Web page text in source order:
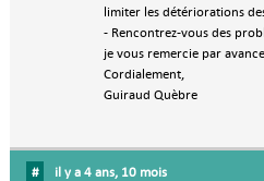
limiter les détériorations
- Rencontrez-vous des
je vous remercie par
Cordialement,
Guiraud Quèbre
# il y a 4 ans, 10 mois